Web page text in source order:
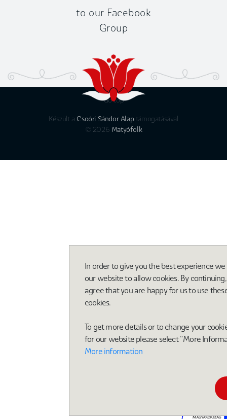
In order to give you the best experience
our website to allow cookies. By
agree that you are happy for us to use
cookies.
To get more details or to change your
for our website please select “More
More information
to our Facebook
Group
Készült a Csoóri Sándor Alap támogatásával
Go top
© 2026 Matyófolk